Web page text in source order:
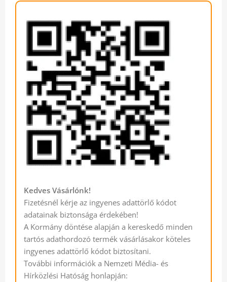
Kedves Vásárlónk!
Fizetésnél kérje az ingyenes adattörlő kódot
adatainak biztonsága érdekében!
A Kormány döntése alapján a kereskedő minden
tartós adathordozó termék vásárlásakor köteles
ingyenes adattörlő kódot biztosítani.
További információk a Nemzeti Média- és
Hírközlési Hatóság honlapján: